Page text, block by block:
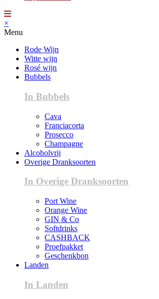
×
Menu
Rode Wijn
Witte wijn
Rosé wijn
Bubbels
In Bubbels
Cava
Franciacorta
Prosecco
Champagne
Alcoholvrij
Overige Dranksoorten
In Overige Dranksoorten
Port Wine
Orange Wine
GIN & Co
Softdrinks
CASHBACK
Proefpakket
Geschenkbon
Landen
In Landen